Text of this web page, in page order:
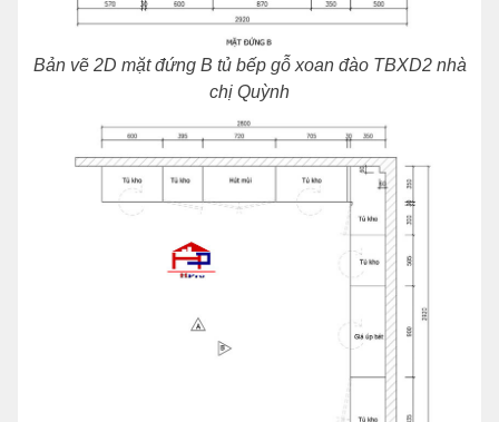
Bản vẽ 2D mặt đứng B tủ bếp gỗ xoan đào TBXD2 nhà
chị Quỳnh